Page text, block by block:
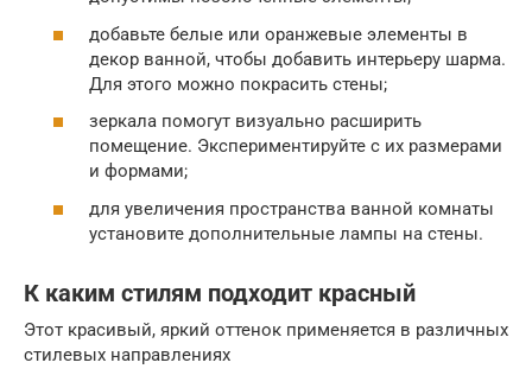
добавьте белые или оранжевые элементы в
декор ванной, чтобы добавить интерьеру шарма.
Для этого можно покрасить стены;
зеркала помогут визуально расширить
помещение. Экспериментируйте с их размерами
и формами;
для увеличения пространства ванной комнаты
установите дополнительные лампы на стены.
К каким стилям подходит красный
Этот красивый, яркий оттенок применяется в различных
стилевых направлениях